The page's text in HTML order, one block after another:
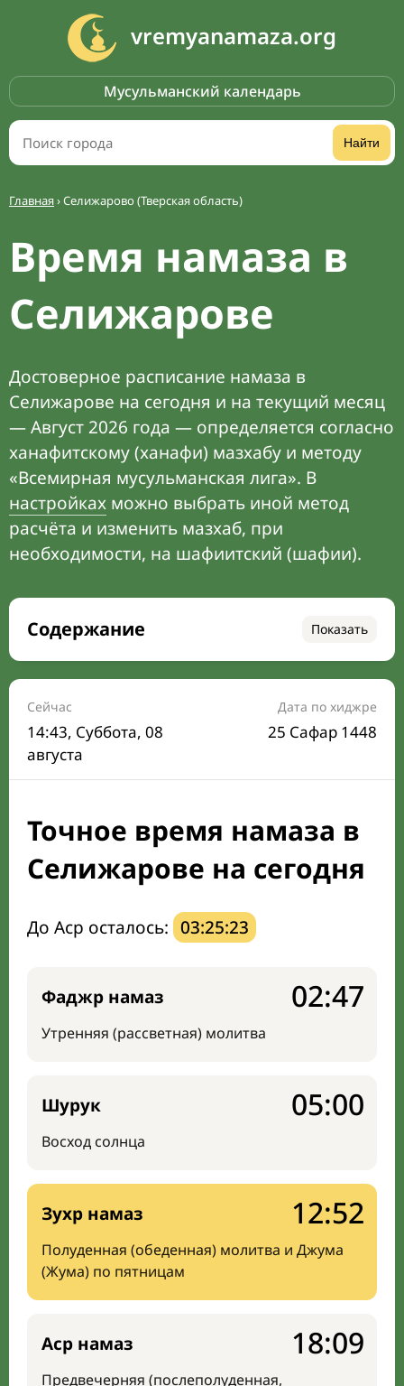
vremyanamaza.org
Мусульманский календарь
Найти
Главная›Селижарово (Тверская область)
Время намаза в
Селижарове
Достоверное расписание намаза в
Селижарове на сегодня и на текущий месяц
— Август 2026 года — определяется согласно
ханафитскому (ханафи) мазхабу и методу
«Всемирная мусульманская лига». В
настройках можно выбрать иной метод
расчёта и изменить мазхаб, при
необходимости, на шафиитский (шафии).
Содержание Показать
Время намаза на сегодня
Расписание на месяц
Время Сухура и Ифтара на сегодня
Календарь рамадана
Направление киблы
Сейчас
14:43, Суббота, 08
августа
Дата по хиджре
25 Сафар 1448
Точное время намаза в
Селижарове на сегодня
До Аср осталось: 03:25:22
Фаджр намаз
Утренняя (рассветная) молитва
02:47
Шурук
Восход солнца
05:00
Зухр намаз
Полуденная (обеденная) молитва и Джума
(Жума) по пятницам
12:52
Аср намаз
Предвечерняя (послеполуденная,
18:09